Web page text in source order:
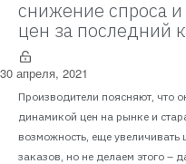
снижение спроса
цен за последний
30 апреля, 2021
Производители поясняют, что
динамикой цен на рынке и
возможность, еще
заказов, но не делаем этого –